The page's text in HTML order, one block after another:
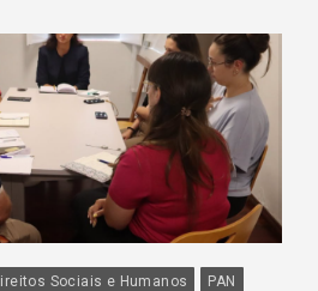
Sociais e Humanos
PAN